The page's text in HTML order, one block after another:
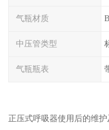
气瓶材质
中压管类型
气瓶瓶表
正压式呼吸器使用后的维护